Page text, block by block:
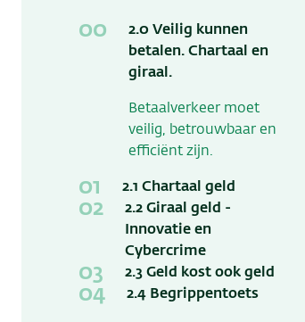
2.0 Veilig kunnen
betalen. Chartaal en
giraal.
Betaalverkeer moet
veilig, betrouwbaar en
efficiënt zijn.
2.1 Chartaal geld
2.2 Giraal geld -
Innovatie en
Cybercrime
2.3 Geld kost ook geld
2.4 Begrippentoets